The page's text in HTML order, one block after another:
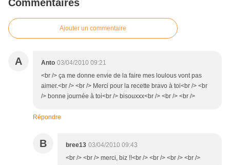
Commentaires
Ajouter un commentaire
A Anto 03/04/2010 09:21
<br /> ça me donne envie de la faire mes loulous vont pas
aimer.<br /> <br /> Merci pour la recette bravo à toi<br /> <br
/> bonne journée à toi<br /> bisouxxx<br /> <br /> <br />
Répondre
B bree13 03/04/2010 09:43
<br /> <br /> merci, biz !!<br /> <br /> <br /> <br />